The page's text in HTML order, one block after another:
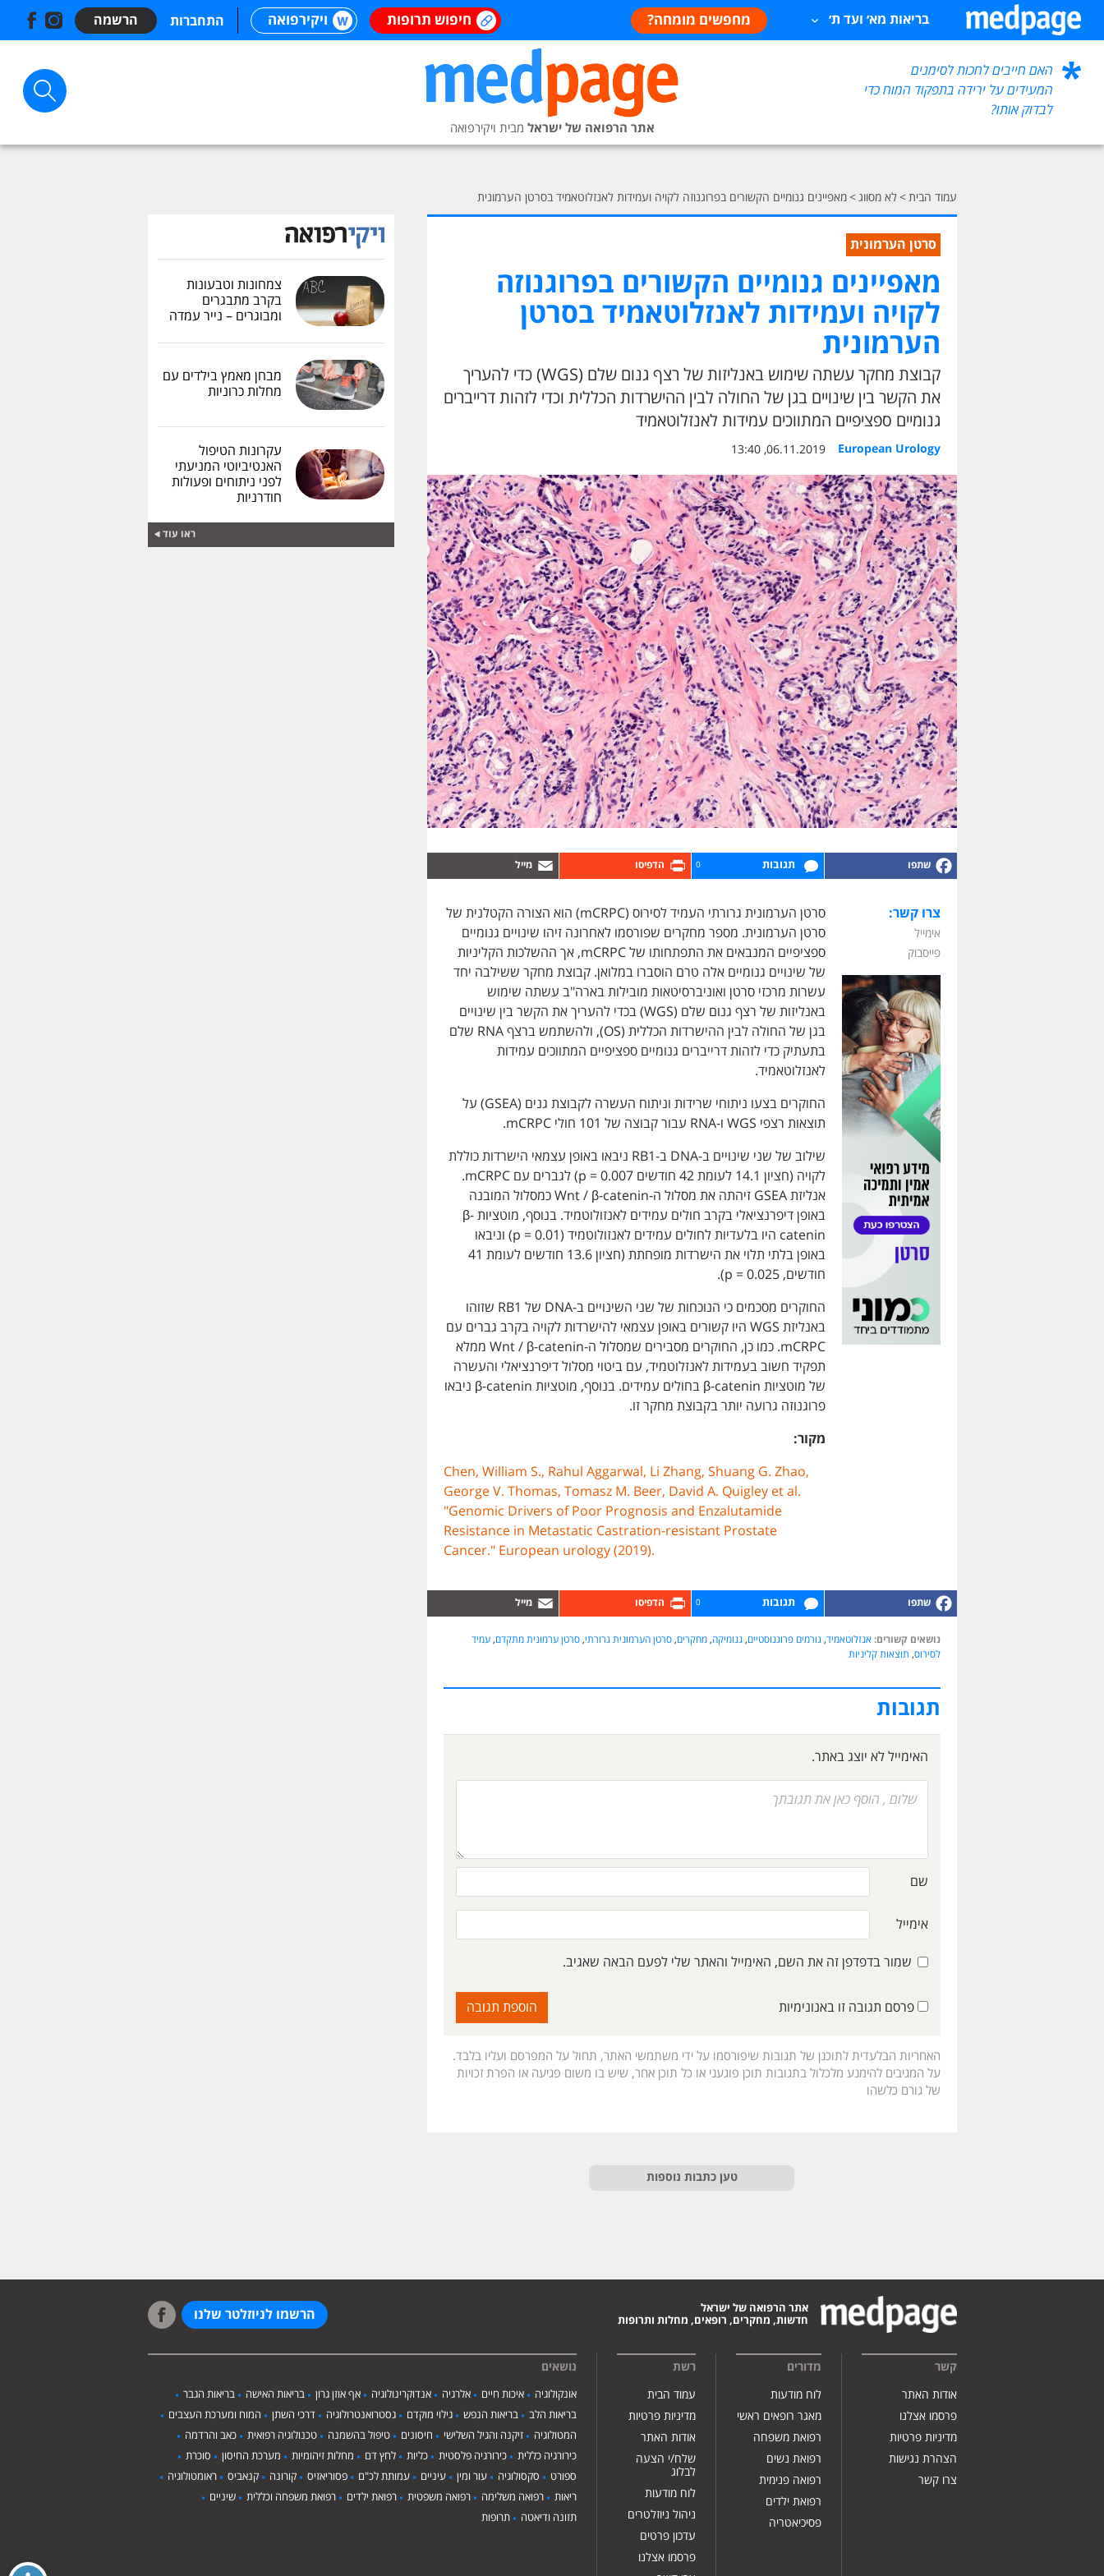
בריאות מא׳ ועד ת׳ מחפשים מומחה? חיפוש תרופות ויקירפואה התחברות הרשמה
האם חייבים לחכות לסימנים
המעידים על ירידה בתפקוד המוח כדי
לבדוק אותו?
אתר הרפואה של ישראל מבית ויקירפואה
עמוד הבית > לא מסווג > מאפיינים גנומיים הקשורים בפרוגנוזה לקויה ועמידות לאנזלוטאמיד בסרטן הערמונית
סרטן הערמונית
מאפיינים גנומיים הקשורים בפרוגנוזה
לקויה ועמידות לאנזלוטאמיד בסרטן
הערמונית
קבוצת מחקר עשתה שימוש באנליזות של רצף גנום שלם (WGS) כדי להעריך
את הקשר בין שינויים בגן של החולה לבין ההישרדות הכללית וכדי לזהות דרייברים
גנומיים ספציפיים המתווכים עמידות לאנזלוטאמיד
European Urology
06.11.2019, 13:40
תגובות 0
צרו קשר:
אימייל
פייסבוק
סרטן הערמונית גרורתי העמיד לסירוס (mCRPC) הוא הצורה הקטלנית של
סרטן הערמונית. מספר מחקרים שפורסמו לאחרונה זיהו שינויים גנומיים
ספציפיים המנבאים את התפתחותו של mCRPC, אך ההשלכות הקליניות
של שינויים גנומיים אלה טרם הוסברו במלואן. קבוצת מחקר ששילבה יחד
עשרות מרכזי סרטן ואוניברסיטאות מובילות בארה"ב עשתה שימוש
באנליזות של רצף גנום שלם (WGS) בכדי להעריך את הקשר בין שינויים
בגן של החולה לבין ההישרדות הכללית (OS), ולהשתמש ברצף RNA שלם
בתעתיק כדי לזהות דרייברים גנומיים ספציפיים המתווכים עמידות
לאנזלוטאמיד.
החוקרים בצעו ניתוחי שרידות וניתוח העשרה לקבוצת גנים (GSEA) על
תוצאות רצפי WGS ו-RNA עבור קבוצה של 101 חולי mCRPC.
שילוב של שני שינויים ב-DNA ב-RB1 ניבאו באופן עצמאי הישרדות כוללת
לקויה (חציון 14.1 לעומת 42 חודשים p = 0.007) לגברים עם mCRPC.
אנליזת GSEA זיהתה את מסלול ה-Wnt / β-catenin כמסלול המובנה
באופן דיפרנציאלי בקרב חולים עמידים לאנזולוטמיד. בנוסף, מוטציות β-
catenin היו בלעדיות לחולים עמידים לאנזולוטמיד (p = 0.01) וניבאו
באופן בלתי תלוי את הישרדות מופחתת (חציון 13.6 חודשים לעומת 41
חודשים, p = 0.025).
החוקרים מסכמים כי הנוכחות של שני השינויים ב-DNA של RB1 שזוהו
באנליזת WGS היו קשורים באופן עצמאי להישרדות לקויה בקרב גברים עם
mCRPC. כמו כן, החוקרים מסבירים שמסלול ה-Wnt / β-catenin ממלא
תפקיד חשוב בעמידות לאנזלוטמיד, עם ביטוי מסלול דיפרנציאלי והעשרה
של מוטציות β-catenin בחולים עמידים. בנוסף, מוטציות β-catenin ניבאו
פרוגנוזה גרועה יותר בקבוצת מחקר זו.
מקור:
Chen, William S., Rahul Aggarwal, Li Zhang, Shuang G. Zhao,
George V. Thomas, Tomasz M. Beer, David A. Quigley et al.
"Genomic Drivers of Poor Prognosis and Enzalutamide
Resistance in Metastatic Castration-resistant Prostate
Cancer." European urology (2019).
תגובות 0
נושאים קשורים: אנזלוטאמיד,גורמים פרוגנוסטיים,גנומיקה,מחקרים,סרטן הערמונית גרורתי,סרטן ערמונית מתקדם,עמיד
לסירוס, תוצאות קליניות
תגובות
האימייל לא יוצג באתר.
שם
אימייל
שמור בדפדפן זה את השם, האימייל והאתר שלי לפעם הבאה שאגיב.
פרסם תגובה זו באנונימיות
האחריות הבלעדית לתוכנן של תגובות שיפורסמו על ידי משתמשי האתר, תחול על המפרסם ועליו בלבד.
על המגיבים להימנע מלכלול בתגובות תוכן פוגעני או כל תוכן אחר, שיש בו משום פגיעה או הפרת זכויות
של גורם כלשהו
טען כתבות נוספות
צמחונות וטבעונות
בקרב מתבגרים
ומבוגרים – נייר עמדה
מבחן מאמץ בילדים עם
מחלות כרוניות
עקרונות הטיפול
האנטיביוטי המניעתי
לפני ניתוחים ופעולות
חודרניות
ראו עוד
אתר הרפואה של ישראל
חדשות, מחקרים, רופאים, מחלות ותרופות
הרשמו לניוזלטר שלנו
קשר
אודות האתר
פרסמו אצלנו
מדיניות פרטיות
הצהרת נגישות
צרו קשר
מדורים
לוח מודעות
מאגר רופאים ראשי
רפואת משפחה
רפואת נשים
רפואה פנימית
רפואת ילדים
פסיכיאטריה
רשת
עמוד הבית
מדיניות פרטיות
אודות האתר
שלח/י הצעה
לבלוג
לוח מודעות
ניהול ניוזלטרים
עדכון פרטים
פרסמו אצלנו
נושאים
אונקולוגיה איכות חיים אלרגיה אנדוקרינולוגיה אף אוזן גרון בריאות האישה
בריאות הגבר
בריאות הלב
בריאות הנפש גילוי מוקדם גסטרואנטרולוגיה דרכי השתן
המוח ומערכת העצבים
המטולוגיה
זיקנה והגיל השלישי חיסונים טיפול בהשמנה טכנולוגיה רפואית
כאב והרדמה
כירורגיה כללית
כירורגיה פלסטית כליות לחץ דם מחלות זיהומיות מערכת החיסון
סוכרת
ספורט
סקסולוגיה עור ומין עיניים עמותת לכ"ם פסוריאזיס קורונה קנאביס
ראומטולוגיה
ריאות
רפואה משלימה רפואה משפטית רפואת ילדים רפואת משפחה וכללית
שיניים
תזונה ודיאטה
תרופות